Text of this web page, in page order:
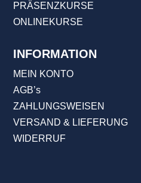
PRÄSENZKURSE
ONLINEKURSE
INFORMATION
MEIN KONTO
AGB’s
ZAHLUNGSWEISEN
VERSAND & LIEFERUNG
WIDERRUF